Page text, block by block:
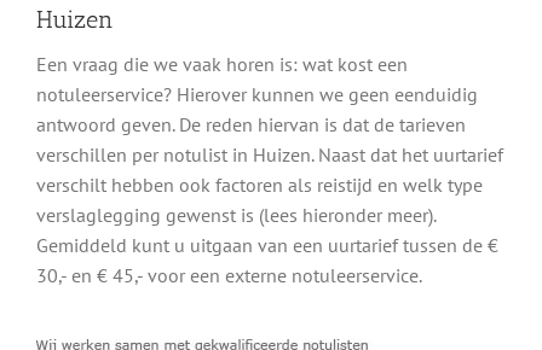
Huizen
Een vraag die we vaak horen is: wat kost een
notuleerservice? Hierover kunnen we geen eenduidig
antwoord geven. De reden hiervan is dat de tarieven
verschillen per notulist in Huizen. Naast dat het uurtarief
verschilt hebben ook factoren als reistijd en welk type
verslaglegging gewenst is (lees hieronder meer).
Gemiddeld kunt u uitgaan van een uurtarief tussen de €
30,- en € 45,- voor een externe notuleerservice.